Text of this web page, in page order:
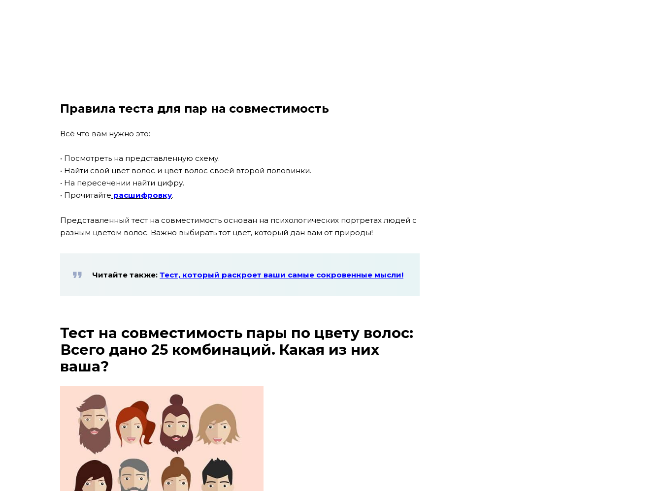
Правила теста для пар на совместимость
Всё что вам нужно это:
• Посмотреть на представленную схему.
• Найти свой цвет волос и цвет волос своей второй половинки.
• На пересечении найти цифру.
• Прочитайте расшифровку.
Представленный тест на совместимость основан на психологических портретах людей с
разным цветом волос. Важно выбирать тот цвет, который дан вам от природы!
Читайте также: Тест, который раскроет ваши самые сокровенные мысли!
Тест на совместимость пары по цвету волос:
Всего дано 25 комбинаций. Какая из них
ваша?